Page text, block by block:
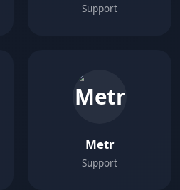
Support
Metr
Support